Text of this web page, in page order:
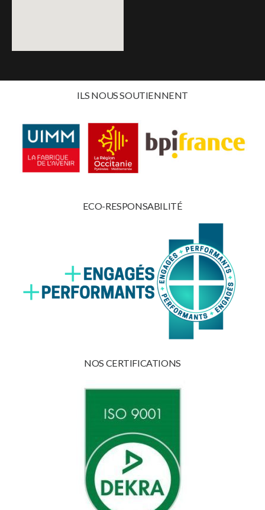
ILS NOUS SOUTIENNENT
ECO-RESPONSABILITÉ
NOS CERTIFICATIONS